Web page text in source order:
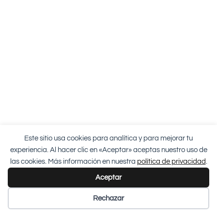
Este sitio usa cookies para analítica y para mejorar tu
experiencia. Al hacer clic en «Aceptar» aceptas nuestro uso de
las cookies. Más información en nuestra política de privacidad.
Aceptar
Rechazar